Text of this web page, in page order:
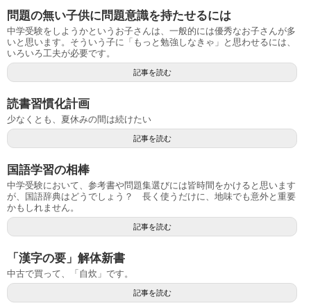
問題の無い子供に問題意識を持たせるには
中学受験をしようかというお子さんは、一般的には優秀なお子さんが多
いと思います。そういう子に「もっと勉強しなきゃ」と思わせるには、
いろいろ工夫が必要です。
記事を読む
読書習慣化計画
少なくとも、夏休みの間は続けたい
記事を読む
国語学習の相棒
中学受験において、参考書や問題集選びには皆時間をかけると思います
が、国語辞典はどうでしょう？ 長く使うだけに、地味でも意外と重要
かもしれません。
記事を読む
「漢字の要」解体新書
中古で買って、「自炊」です。
記事を読む